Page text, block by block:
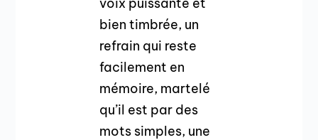
bien timbrée, un
refrain qui reste
facilement en
mémoire, martelé
qu’il est par des
mots simples, une